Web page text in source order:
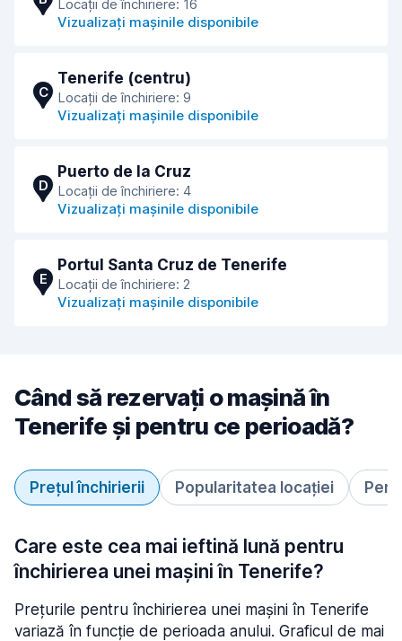
Locații de închiriere: 16
Vizualizați mașinile disponibile
C
Tenerife (centru)
Locații de închiriere: 9
Vizualizați mașinile disponibile
D
Puerto de la Cruz
Locații de închiriere: 4
Vizualizați mașinile disponibile
E
Portul Santa Cruz de Tenerife
Locații de închiriere: 2
Vizualizați mașinile disponibile
Când să rezervați o mașină în
Tenerife și pentru ce perioadă?
Prețul închirierii Popularitatea locației
Care este cea mai ieftină lună pentru
închirierea unei mașini în Tenerife?
Prețurile pentru închirierea unei mașini în Tenerife
variază în funcție de perioada anului. Graficul de mai